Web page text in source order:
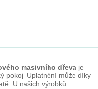
masivního dřeva je
pokoj. Uplatnění může díky
U našich výrobků